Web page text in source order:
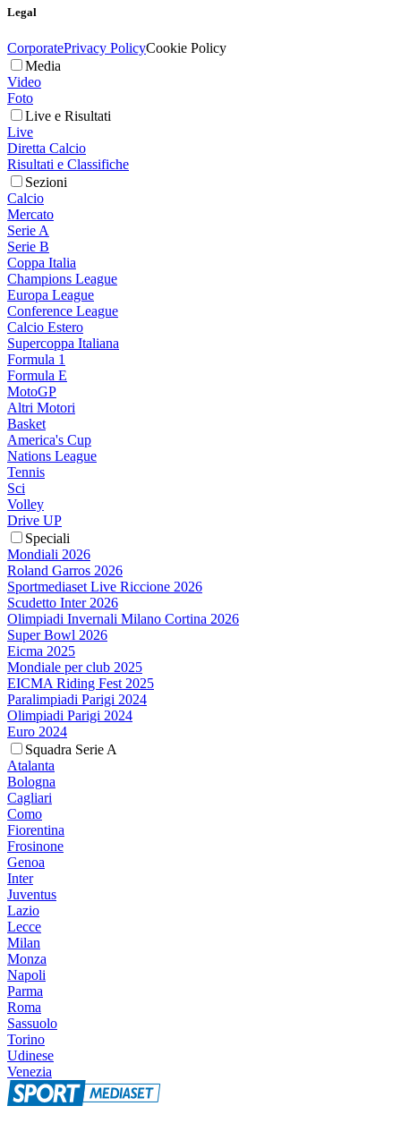
Legal
CorporatePrivacy PolicyCookie Policy
Media
Video
Foto
Live e Risultati
Live
Diretta Calcio
Risultati e Classifiche
Sezioni
Calcio
Mercato
Serie A
Serie B
Coppa Italia
Champions League
Europa League
Conference League
Calcio Estero
Supercoppa Italiana
Formula 1
Formula E
MotoGP
Altri Motori
Basket
America's Cup
Nations League
Tennis
Sci
Volley
Drive UP
Speciali
Mondiali 2026
Roland Garros 2026
Sportmediaset Live Riccione 2026
Scudetto Inter 2026
Olimpiadi Invernali Milano Cortina 2026
Super Bowl 2026
Eicma 2025
Mondiale per club 2025
EICMA Riding Fest 2025
Paralimpiadi Parigi 2024
Olimpiadi Parigi 2024
Euro 2024
Squadra Serie A
Atalanta
Bologna
Cagliari
Como
Fiorentina
Frosinone
Genoa
Inter
Juventus
Lazio
Lecce
Milan
Monza
Napoli
Parma
Roma
Sassuolo
Torino
Udinese
Venezia